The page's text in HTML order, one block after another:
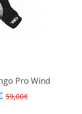
Pro Wind
59,00€